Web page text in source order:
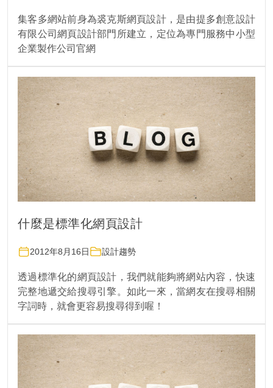
集客多網站前身為裘克斯網頁設計，是由提多創意設計
有限公司網頁設計部門所建立，定位為專門服務中小型
企業製作公司官網
什麼是標準化網頁設計
2012年8月16日 設計趨勢
透過標準化的網頁設計，我們就能夠將網站內容，快速
完整地遞交給搜尋引擎。如此一來，當網友在搜尋相關
字詞時，就會更容易搜尋得到喔！